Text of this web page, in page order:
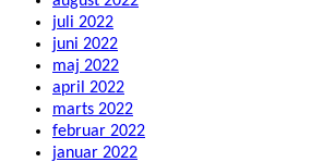
juli 2022
juni 2022
maj 2022
april 2022
marts 2022
februar 2022
januar 2022